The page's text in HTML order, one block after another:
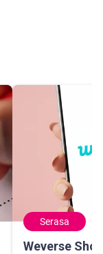
Serasa
Weverse
Weverse Shop: